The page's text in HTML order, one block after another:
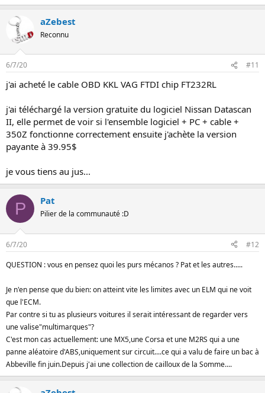
aZebest
Reconnu
6/7/20 #11
j'ai acheté le cable OBD KKL VAG FTDI chip FT232RL
j'ai téléchargé la version gratuite du logiciel Nissan Datascan
II, elle permet de voir si l'ensemble logiciel + PC + cable +
350Z fonctionne correctement ensuite j'achète la version
payante à 39.95$
je vous tiens au jus...
P Pat
Pilier de la communauté :D
6/7/20
#12
QUESTION : vous en pensez quoi les purs mécanos ? Pat et les autres.....
Je n'en pense que du bien: on atteint vite les limites avec un ELM qui ne voit
que l'ECM.
Par contre si tu as plusieurs voitures il serait intéressant de regarder vers
une valise"multimarques"?
C'est mon cas actuellement: une MX5,une Corsa et une M2RS qui a une
panne aléatoire d'ABS,uniquement sur circuit....ce qui a valu de faire un bac à
Abbeville fin juin.Depuis j'ai une collection de cailloux de la Somme....